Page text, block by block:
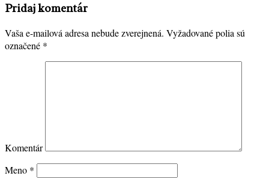
Pridaj komentár
Vaša e-mailová adresa nebude zverejnená. Vyžadované polia sú
označené *
Komentár
Meno *